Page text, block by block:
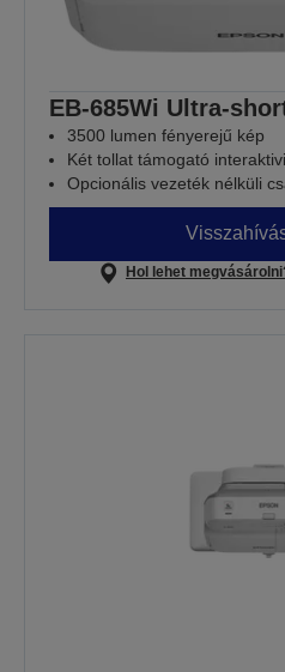
EB-685Wi Ultra-
3500 lumen fényerejű kép
Két tollat támogató
Opcionális vezeték nélküli
Hol lehet